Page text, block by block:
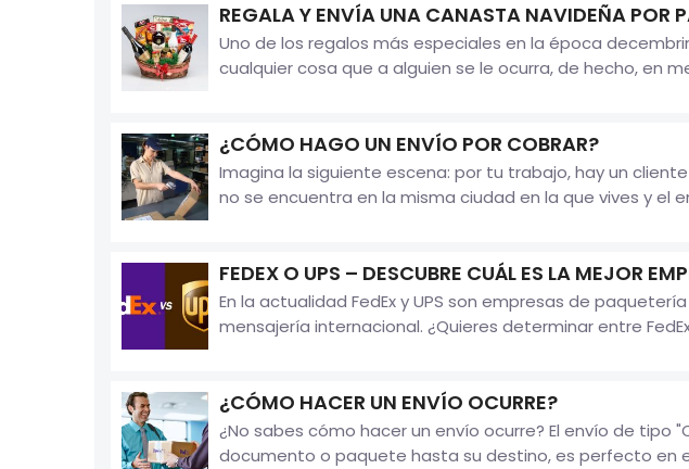
REGALA Y ENVÍA UNA CANASTA NAVIDEÑA POR
Uno de los regalos más especiales en la época
cualquier cosa que a alguien se le ocurra, de hecho, en
¿CÓMO HAGO UN ENVÍO POR COBRAR?
Imagina la siguiente escena: por tu trabajo, hay un
no se encuentra en la misma ciudad en la que vives y el
FEDEX O UPS – DESCUBRE CUÁL ES LA MEJOR
En la actualidad FedEx y UPS son empresas de
mensajería internacional. ¿Quieres determinar entre
¿CÓMO HACER UN ENVÍO OCURRE?
¿No sabes cómo hacer un envío ocurre? El envío de
documento o paquete hasta su destino, es perfecto en